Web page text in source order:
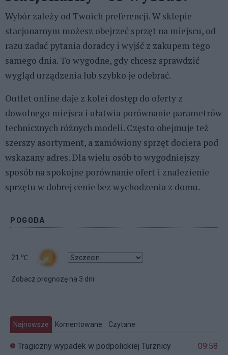
Wybór zależy od Twoich preferencji. W sklepie
stacjonarnym możesz obejrzeć sprzęt na miejscu, od
razu zadać pytania doradcy i wyjść z zakupem tego
samego dnia. To wygodne, gdy chcesz sprawdzić
wygląd urządzenia lub szybko je odebrać.
Outlet online daje z kolei dostęp do oferty z
dowolnego miejsca i ułatwia porównanie parametrów
technicznych różnych modeli. Często obejmuje też
szerszy asortyment, a zamówiony sprzęt dociera pod
wskazany adres. Dla wielu osób to wygodniejszy
sposób na spokojne porównanie ofert i znalezienie
sprzętu w dobrej cenie bez wychodzenia z domu.
POGODA
21 ℃
Zobacz prognozę na 3 dni
Najnowsze Komentowane Czytane
Tragiczny wypadek w podpolickiej Turznicy
09:58